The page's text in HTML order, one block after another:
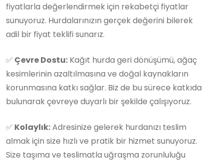
fiyatlarla değerlendirmek için rekabetçi fiyatlar
sunuyoruz. Hurdalarınızın gerçek değerini bilerek
adil bir fiyat teklifi sunarız.
✅ Çevre Dostu: Kağıt hurda geri dönüşümü, ağaç
kesimlerinin azaltılmasına ve doğal kaynakların
korunmasına katkı sağlar. Biz de bu sürece katkıda
bulunarak çevreye duyarlı bir şekilde çalışıyoruz.
✅ Kolaylık:Adresinize gelerek hurdanızı teslim
almak için size hızlı ve pratik bir hizmet sunuyoruz.
Size taşıma ve teslimatla uğraşma zorunluluğu